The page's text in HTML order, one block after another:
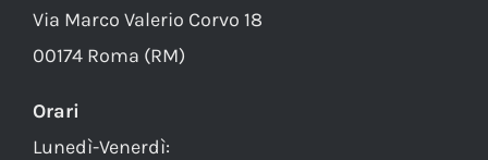
Via Marco Valerio Corvo 18
00174 Roma (RM)
Orari
Lunedì-Venerdì: